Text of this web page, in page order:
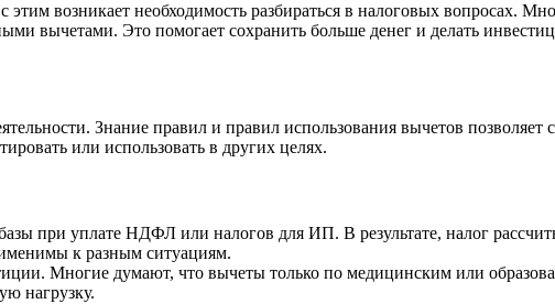
возникает необходимость разбираться в налоговых вопросах.
вычетами. Это помогает сохранить больше денег и делать
Знание правил и правил использования вычетов позволяет
или использовать в других целях.
при уплате НДФЛ или налогов для ИП. В результате, налог
к разным ситуациям.
Многие думают, что вычеты только по медицинским или
нагрузку.